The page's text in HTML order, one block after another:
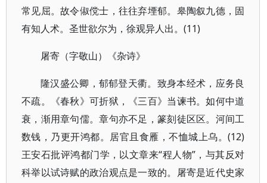
常见屈。故令俶傥士，往往弃堙郁。皋陶叙九德，固
有知人术。圣世欲尔为，徐观异人出。(11)
屠寄（字敬山）《杂诗》
隆汉盛公卿，郁郁登天衢。致身本经术，应务良
不疏。《春秋》可折狱，《三百》当谏书。如何中道
衰，渐用章句儒。章句亦不足，篆刻徒区区。河间工
数钱，乃更开鸿都。居官且食雁，不恤城上乌。(12)
王安石批评鸿都门学，以文章来“程人物”，与其反对
科举以试诗赋的政治观点是一致的。屠寄是近代史家